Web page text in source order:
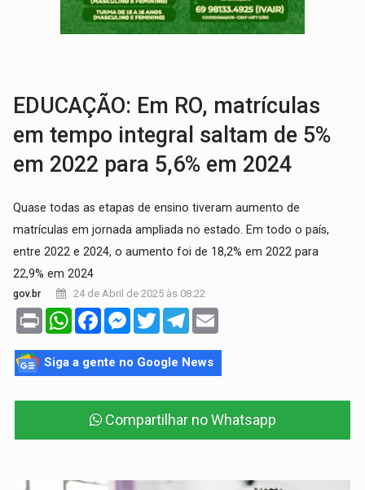
NO CARRO:Homem é preso com pistola 9mm durante abordagem da Força
ROTA GLOBAL:
EDUCAÇÃO: Em RO, matrículas
em tempo integral saltam de 5%
em 2022 para 5,6% em 2024
Quase todas as etapas de ensino tiveram aumento de
matrículas em jornada ampliada no estado. Em todo o país,
entre 2022 e 2024, o aumento foi de 18,2% em 2022 para
22,9% em 2024
gov.br 24 de Abril de 2025 às 08:22
Print WhatsAppFacebookMessenger
TwitterTelegram
Siga a gente no Google News
Compartilhar no Whatsapp